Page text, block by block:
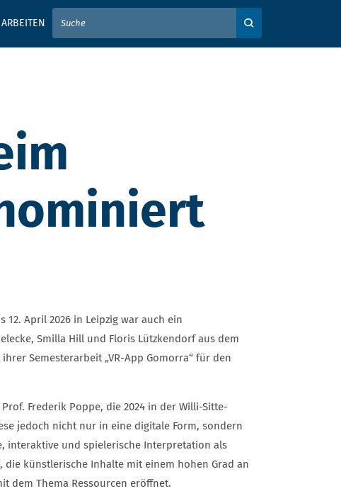
ARBEITEN
SIE HIER IHREN SUCHBEGRIFF EIN
nominiert
12. April 2026 in Leipzig war auch ein
Smilla Hill und Floris Lützkendorf aus dem
Semesterarbeit „VR-App Gomorra“ für den
Frederik Poppe, die 2024 in der Willi-Sitte-
jedoch nicht nur in eine digitale Form, sondern
interaktive und spielerische Interpretation als
künstlerische Inhalte mit einem hohen Grad an
dem Thema Ressourcen eröffnet.